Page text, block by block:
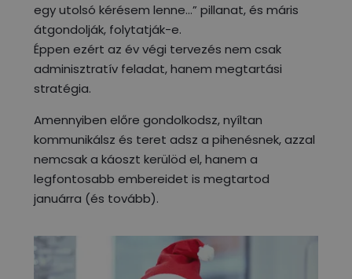
egy utolsó kérésem lenne…” pillanat, és máris
átgondolják, folytatják-e.
Éppen ezért az év végi tervezés nem csak
adminisztratív feladat, hanem megtartási
stratégia.
Amennyiben előre gondolkodsz, nyíltan
kommunikálsz és teret adsz a pihenésnek, azzal
nemcsak a káoszt kerülöd el, hanem a
legfontosabb embereidet is megtartod
januárra (és tovább).